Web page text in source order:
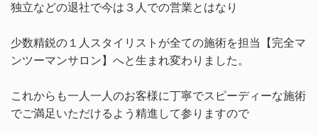
独立などの退社で今は３人での営業とはなり
少数精鋭の１人スタイリストが全ての施術を担当【完全マ
ンツーマンサロン】へと生まれ変わりました。
これからも一人一人のお客様に丁寧でスピーディーな施術
でご満足いただけるよう精進して参りますので